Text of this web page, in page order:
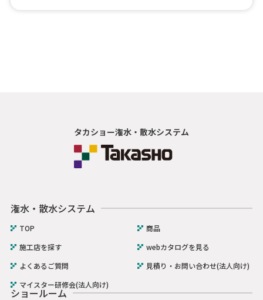
タカショー潅水・散水システム
潅水・散水システム
TOP
商品
施工店を探す
webカタログを見る
よくあるご質問
見積り・お問い合わせ(法人向け)
マイスター研修会(法人向け)
ショールーム